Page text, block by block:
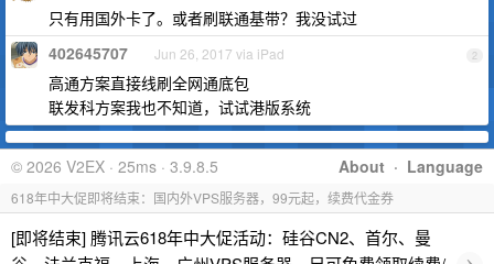
只有用国外卡了。或者刷联通基带？我没试过
2
402645707 Jun 26, 2017 via iPad
高通方案直接线刷全网通底包
联发科方案我也不知道，试试港版系统
About · Language
© 2026 V2EX · 25ms · 3.9.8.5
618年中大促即将结束：国内外VPS服务器，99元起，续费代金券
[即将结束] 腾讯云618年中大促活动：硅谷CN2、首尔、曼